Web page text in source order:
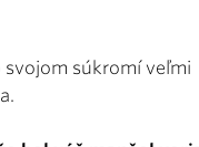
svojom súkromí veľmi